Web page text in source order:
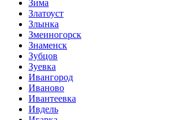
Зима
Златоуст
Злынка
Змеиногорск
Знаменск
Зубцов
Зуевка
Ивангород
Иваново
Ивантеевка
Ивдель